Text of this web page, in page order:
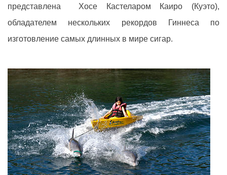
представлена ​​ Хосе Кастеларом Каиро (Куэто),
обладателем нескольких рекордов Гиннеса по
изготовление самых длинных в мире сигар.